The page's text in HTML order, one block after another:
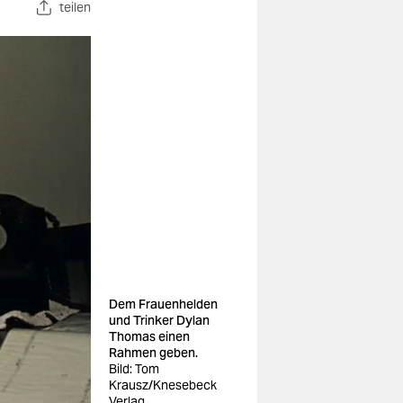
teilen
Dem Frauenhelden
und Trinker Dylan
Thomas einen
Rahmen geben.
Bild: Tom
Krausz/Knesebeck